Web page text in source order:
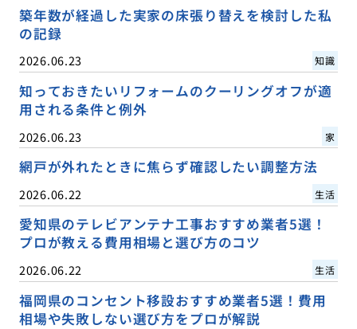
築年数が経過した実家の床張り替えを検討した私
の記録
2026.06.23 知識
知っておきたいリフォームのクーリングオフが適
用される条件と例外
2026.06.23 家
網戸が外れたときに焦らず確認したい調整方法
2026.06.22 生活
愛知県のテレビアンテナ工事おすすめ業者5選！
プロが教える費用相場と選び方のコツ
2026.06.22 生活
福岡県のコンセント移設おすすめ業者5選！費用
相場や失敗しない選び方をプロが解説